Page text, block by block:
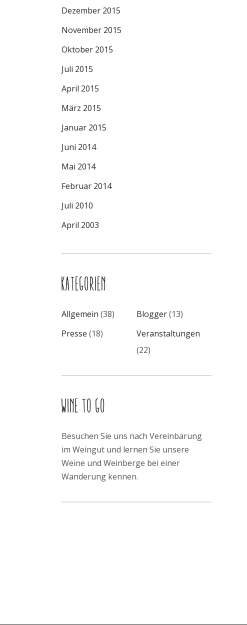
Dezember 2015
November 2015
Oktober 2015
Juli 2015
April 2015
März 2015
Januar 2015
Juni 2014
Mai 2014
Februar 2014
Juli 2010
April 2003
KATEGORIEN
Allgemein (38) Blogger(13)
Presse (18)
Veranstaltungen
(22)
WINE TO GO
Besuchen Sie uns nach Vereinbarung
im Weingut und lernen Sie unsere
Weine und Weinberge bei einer
Wanderung kennen.